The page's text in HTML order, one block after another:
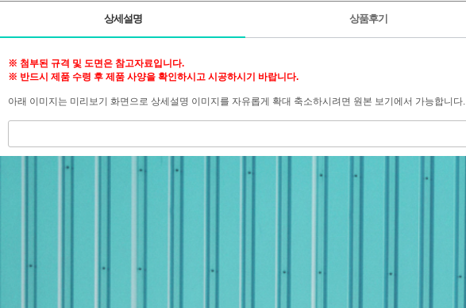
상세설명 상품후기
※ 첨부된 규격 및 도면은 참고자료입니다.
※ 반드시 제품 수령 후 제품 사양을 확인하시고 시공하시기 바랍니다.
아래 이미지는 미리보기 화면으로 상세설명 이미지를 자유롭게 확대 축소하시려면 원본 보기에서 가능합니다.